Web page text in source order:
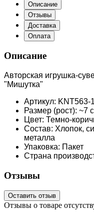
Описание
Отзывы
Доставка
Оплата
Описание
Авторская игрушка-
"Мишутка"
Артикул: KNT563-1
Размер (рост): ~7
Цвет: Темно-
Состав: Хлопок,
металла
Упаковка: Пакет
Страна
Отзывы
Оставить отзыв
Отзывы о товаре